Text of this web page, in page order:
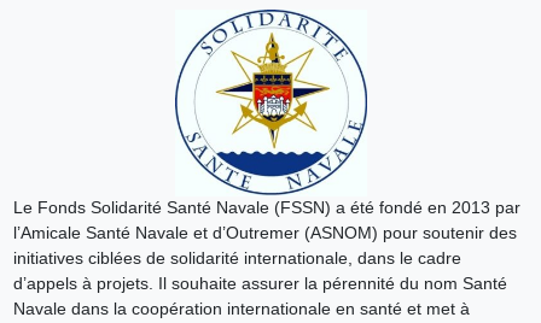
Le Fonds Solidarité Santé Navale (FSSN) a été fondé en 2013 par
l’Amicale Santé Navale et d’Outremer (ASNOM) pour soutenir des
initiatives ciblées de solidarité internationale, dans le cadre
d’appels à projets. Il souhaite assurer la pérennité du nom Santé
Navale dans la coopération internationale en santé et met à